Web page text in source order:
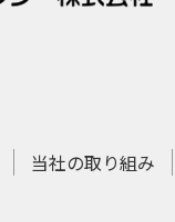
当社の取り組み